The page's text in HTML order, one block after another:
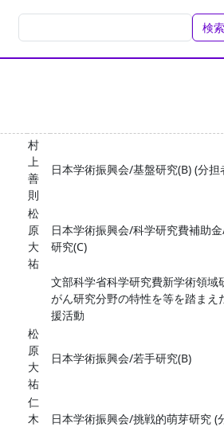
検索
村
上
善
則
日本学術振興会/基盤研究(B) (分担
松
原
大
祐
日本学術振興会/科学研究費補助
研究(C)
文部科学省科学研究費新学術領域
がん研究分野の特性を等を踏まえ
援活動
松
原
大
祐
日本学術振興会/若手研究(B)
仁
木
日本学術振興会/挑戦的萌芽研究 (